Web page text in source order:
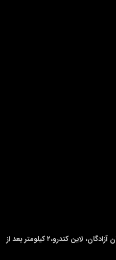
تهران، غرب به شرق اتوبان آزادگان، لاین کندرو،۲ کیلومتر بعد از